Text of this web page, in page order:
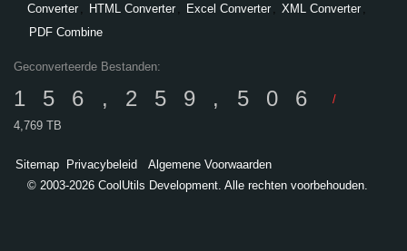
Converter
HTML Converter Excel Converter XML Converter
PDF Combine
Geconverteerde Bestanden:
156,259,506
/
4,769 TB
Sitemap Privacybeleid
Algemene Voorwaarden
© 2003-2026 CoolUtils Development. Alle rechten voorbehouden.